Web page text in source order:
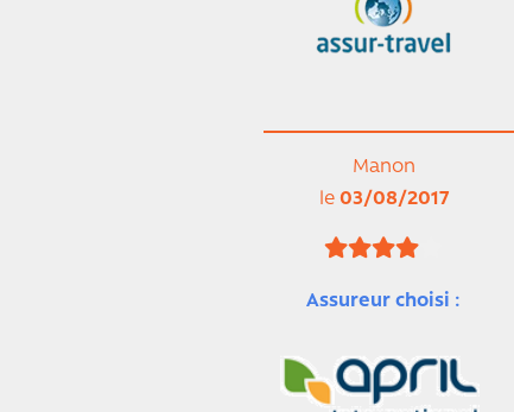
Manon
le 03/08/2017
Assureur choisi :